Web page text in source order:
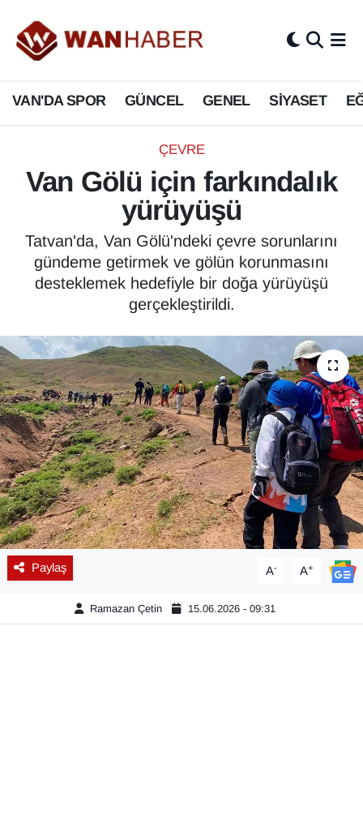
VAN'DA SPOR GÜNCEL GENEL SİYASET
ÇEVRE
Van Gölü için farkındalık
yürüyüşü
Tatvan'da, Van Gölü'ndeki çevre sorunlarını
gündeme getirmek ve gölün korunmasını
desteklemek hedefiyle bir doğa yürüyüşü
gerçekleştirildi.
Paylaş A- A+
Ramazan Çetin 15.06.2026 - 09:31
3.SAYFA
ASAYİŞ
BİLİM VE TEKNOLOJİ
Biyografi
Bölge Haberleri
ÇEVRE
Dernekler, Odalar
Diğer
DÜNYA
EĞİTİM
EKONOMİ
Eleman
Emlak
Van Nöbetçi Eczaneler
Van Hava Durumu
Van Namaz Vakitleri
Van Trafik Yoğunluk Haritası
Süper Lig Puan Durumu ve Fikstür
Tüm Manşetler
Son Dakika Haberleri
Haber Arşivi